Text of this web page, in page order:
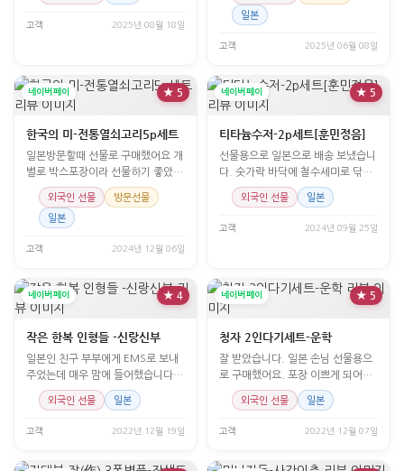
고객 2025년 08월 18일
일본
고객 2025년 06월 08일
네이버페이 ★ 5
한국의 미-전통열쇠고리5p세트
일본방문할때 선물로 구매했어요 개
별로 박스포장이라 선물하기 좋았어
외국인 선물 방문선물
일본
고객 2024년 12월 06일
네이버페이 ★ 5
티타늄수저-2p세트[훈민정음]
선물용으로 일본으로 배송 보냈습니
다. 숫가락 바닥에 철수세미로 닦은
것 같은 스크래치가 있었습니다. 하
지만 디자인 좋고 포장도 좋았습니
외국인 선물 일본
고객 2024년 09월 25일
네이버페이 ★ 4
작은 한복 인형들 -신랑신부
일본인 친구 부부에게 EMS로 보내
주었는데 매우 맘에 들어했습니다.
인형이 정말 귀엽네요. 다만 배송상
실...
외국인 선물 일본
고객 2022년 12월 19일
네이버페이 ★ 5
청자 2인다기세트-운학
잘 받았습니다. 일본 손님 선물용으
로 구매했어요. 포장 이쁘게 되어서
잘 선물 했습니다.
외국인 선물 일본
고객 2022년 12월 07일